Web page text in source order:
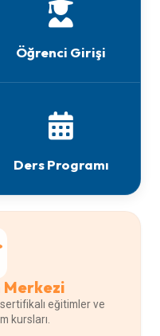
Öğrenci Girişi
Ders Programı
Merkezi
eğitimler ve
kursları.